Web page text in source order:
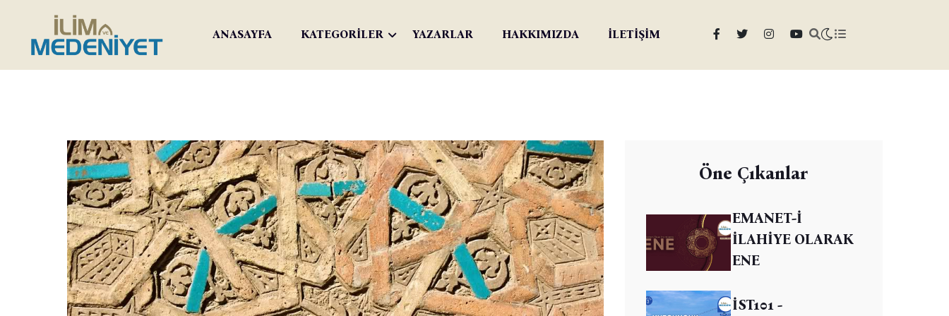
ANASAYFA KATEGORİLER YAZARLAR HAKKIMIZDA İLETİŞİM
Öne Çıkanlar
EMANET-İ
İLAHİYE OLARAK
ENE
İST101 -